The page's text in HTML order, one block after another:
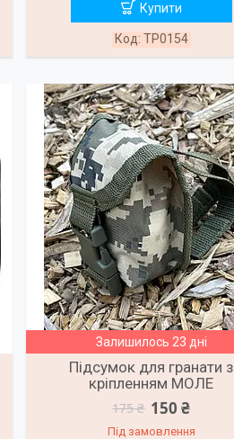
Купити
TP0154
Залишилось 23 дні
Підсумок для гранати з
кріпленням МОЛЕ
175 ₴ 150 ₴
Під замовлення